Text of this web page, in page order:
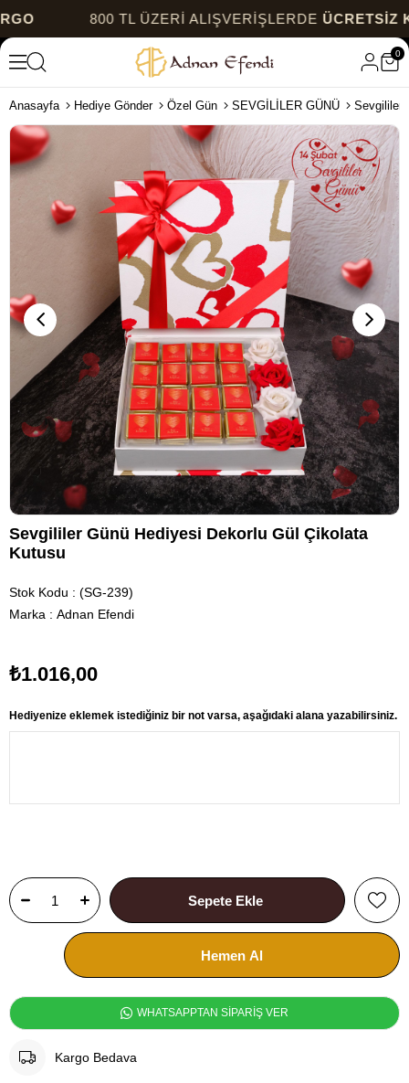
800 TL ÜZERİ ALIŞVERİŞLERDEÜCRETSİZ KARGO
0
Anasayfa Hediye Gönder Özel Gün SEVGİLİLER GÜNÜ Sevgililer
Sevgililer Günü Hediyesi Dekorlu Gül Çikolata
Kutusu
Stok Kodu
(SG-239)
Marka : Adnan Efendi
₺1.016,00
Hediyenize eklemek istediğiniz bir not varsa, aşağıdaki alana yazabilirsiniz.
WHATSAPPTAN SİPARİŞ VER
Kargo Bedava